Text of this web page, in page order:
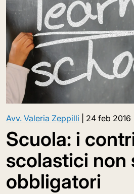
Avv. Valeria Zeppilli 24 feb 2016
Scuola: i
scolastici non
obbligatori